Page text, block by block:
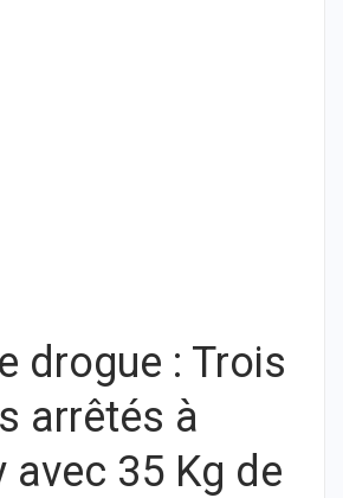
drogue : Trois
arrêtés à
avec 35 Kg de